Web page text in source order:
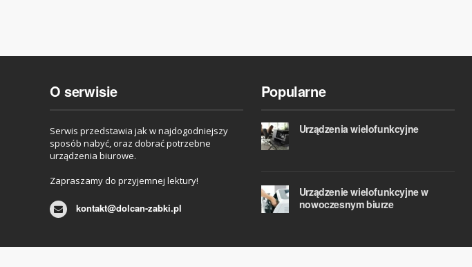
O serwisie
Serwis przedstawia jak w najdogodniejszy
sposób nabyć, oraz dobrać potrzebne
urządzenia biurowe.
Zapraszamy do przyjemnej lektury!
kontakt@dolcan-zabki.pl
Popularne
Urządzenia wielofunkcyjne
Urządzenie wielofunkcyjne w
nowoczesnym biurze